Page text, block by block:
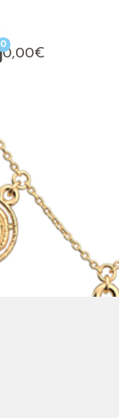
0
0,00€